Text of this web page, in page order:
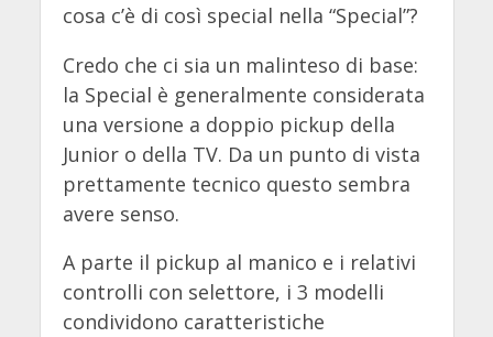
cosa c’è di così special nella “Special”?
Credo che ci sia un malinteso di base:
la Special è generalmente considerata
una versione a doppio pickup della
Junior o della TV. Da un punto di vista
prettamente tecnico questo sembra
avere senso.
A parte il pickup al manico e i relativi
controlli con selettore, i 3 modelli
condividono caratteristiche